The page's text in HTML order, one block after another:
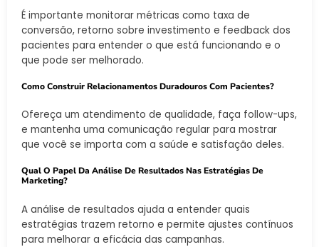
É importante monitorar métricas como taxa de
conversão, retorno sobre investimento e feedback dos
pacientes para entender o que está funcionando e o
que pode ser melhorado.
Como Construir Relacionamentos Duradouros Com Pacientes?
Ofereça um atendimento de qualidade, faça follow-ups,
e mantenha uma comunicação regular para mostrar
que você se importa com a saúde e satisfação deles.
Qual O Papel Da Análise De Resultados Nas Estratégias De
Marketing?
A análise de resultados ajuda a entender quais
estratégias trazem retorno e permite ajustes contínuos
para melhorar a eficácia das campanhas.